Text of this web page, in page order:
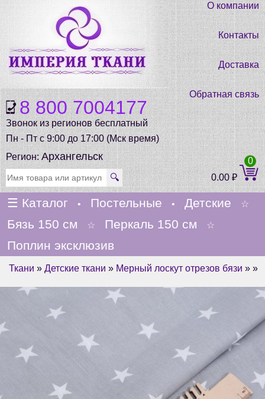
8 800 7004177
Звонок из регионов бесплатный
Пн - Пт с 9:00 до 17:00 (Мск время)
О компании
Контакты
Доставка
Обратная связь
Регион:Архангельск
🔍 0.00₽
0
☰ Каталог • Постельные • Детские ☆
Бязь 150 см ☆ Перкаль 150 см ☆
Поплин эксклюзив
Ткани » Детские ткани » Мерный лоскут отрезов бязи » »